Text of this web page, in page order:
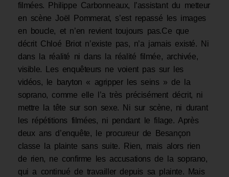
filmées. Philippe Carbonneaux, l’assistant du metteur
en scène Joël Pommerat, s’est repassé les images
en boucle, et n’en revient toujours pas.Ce que
décrit Chloé Briot n’existe pas, n’a jamais existé. Ni
dans la réalité ni dans la réalité filmée, archivée,
visible. Les enquêteurs ne voient pas sur les
vidéos, le baryton « agripper les seins » de la
soprano, comme elle l’a très précisément décrit, ni
mettre la tête sur son sexe. Ni sur scène, ni durant
les répétitions filmées, ni pendant le filage. Après
deux ans d’enquête, le procureur de Besançon
classe la plainte sans suite. Rien, mais alors rien
de rien, ne confirme les accusations de la soprano,
qui a continué de travailler depuis sa plainte. Mais